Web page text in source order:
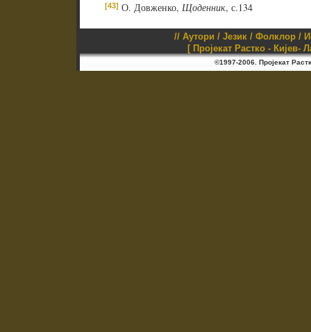
[43] О. Довженко, Щоденник, с.134
// Аутори / Језик / Фолклор /
[ Пројекат Растко - Кијев-
©1997-2006. Пројекат